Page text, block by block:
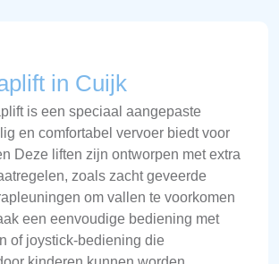
in Cuijk
is een speciaal aangepaste
en comfortabel vervoer biedt voor
Deze liften zijn ontworpen met extra
zoals zacht geveerde
om vallen te voorkomen
een eenvoudige bediening met
of joystick-bediening die